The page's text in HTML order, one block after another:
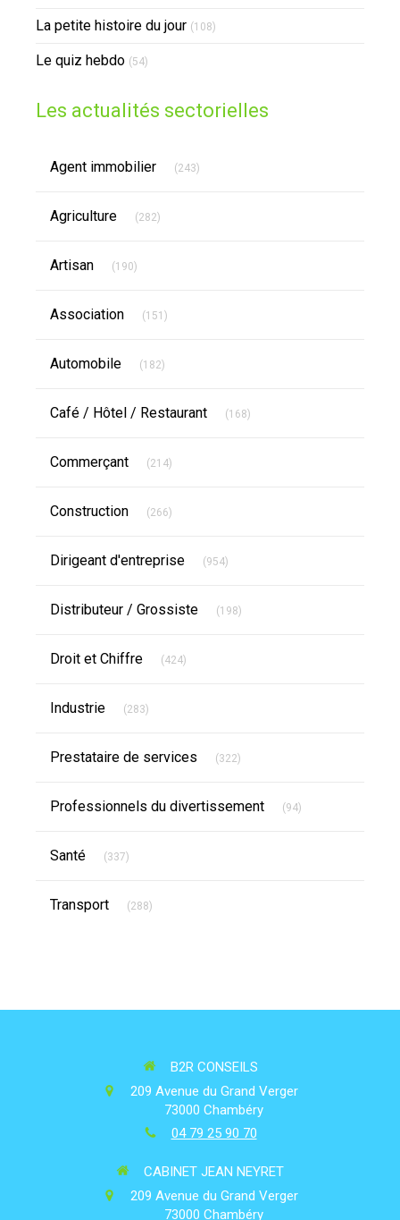
La petite histoire du jour (108)
Le quiz hebdo (54)
Les actualités sectorielles
Agent immobilier (243)
Agriculture (282)
Artisan (190)
Association (151)
Automobile (182)
Café / Hôtel / Restaurant (168)
Commerçant (214)
Construction (266)
Dirigeant d'entreprise (954)
Distributeur / Grossiste (198)
Droit et Chiffre (424)
Industrie (283)
Prestataire de services (322)
Professionnels du divertissement (94)
Santé (337)
Transport (288)
B2R CONSEILS
209 Avenue du Grand Verger
73000 Chambéry
04 79 25 90 70
CABINET JEAN NEYRET
209 Avenue du Grand Verger
73000 Chambéry